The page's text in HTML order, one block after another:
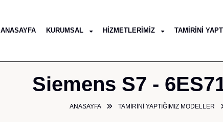
ANASAYFA KURUMSAL HIZMETLERIMIZ TAMIRINI
Siemens S7 -
ANASAYFA TAMIRINI YAPTIĞIMIZ MODELLER